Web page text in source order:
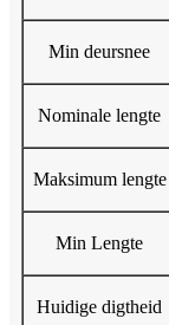
Min deursnee
Nominale lengte
Maksimum lengte
Min Lengte
Huidige digtheid